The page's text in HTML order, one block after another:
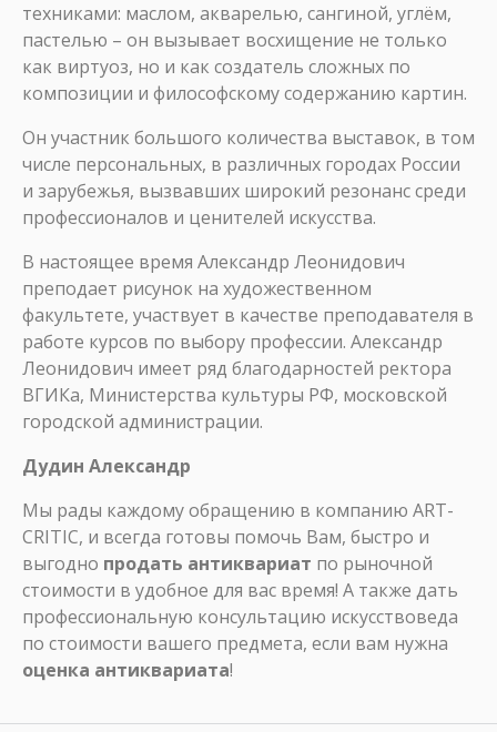
техниками: маслом, акварелью, сангиной, углём,
пастелью – он вызывает восхищение не только
как виртуоз, но и как создатель сложных по
композиции и философскому содержанию картин.
Он участник большого количества выставок, в том
числе персональных, в различных городах России
и зарубежья, вызвавших широкий резонанс среди
профессионалов и ценителей искусства.
В настоящее время Александр Леонидович
преподает рисунок на художественном
факультете, участвует в качестве преподавателя в
работе курсов по выбору профессии. Александр
Леонидович имеет ряд благодарностей ректора
ВГИКа, Министерства культуры РФ, московской
городской администрации.
Дудин Александр
Мы рады каждому обращению в компанию ART-
CRITIC, и всегда готовы помочь Вам, быстро и
выгодно продать антиквариат по рыночной
стоимости в удобное для вас время! А также дать
профессиональную консультацию искусствоведа
по стоимости вашего предмета, если вам нужна
оценка антиквариата!